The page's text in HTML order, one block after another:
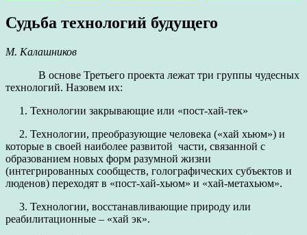
Судьба технологий будущего
М. Калашников
В основе Третьего проекта лежат три группы чудесных
технологий. Назовем их:
1. Технологии закрывающие или «пост-хай-тек»
2. Технологии, преобразующие человека («хай хьюм») и
которые в своей наиболее развитой части, связанной с
образованием новых форм разумной жизни
(интегрированных сообществ, голографических субъектов и
люденов) переходят в «пост-хай-хьюм» и «хай-метахьюм».
3. Технологии, восстанавливающие природу или
реабилитационные – «хай эк».